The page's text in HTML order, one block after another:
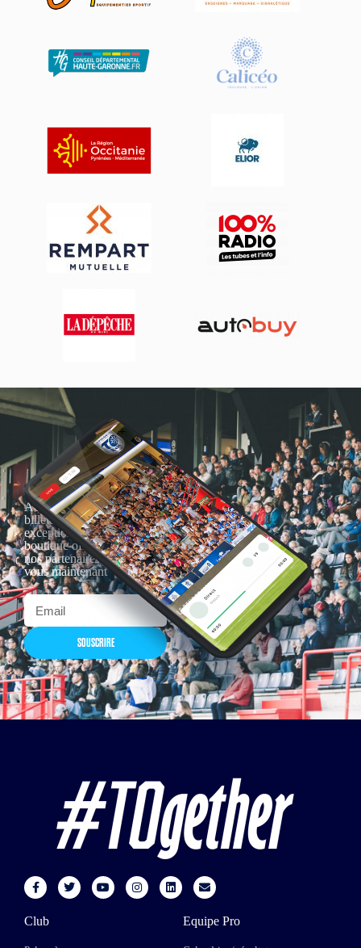
Actualités, nouveautés,
billetterie, remises
exceptionnelles dans la
boutique officielles & chez
nos partenaires… Inscrivez-
vous maintenant
SOUSCRIRE
Club Equipe Pro